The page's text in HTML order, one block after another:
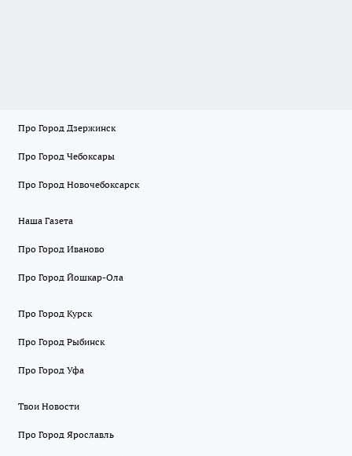
Про Город Дзержинск
Про Город Чебоксары
Про Город Новочебоксарск
Наша Газета
Про Город Иваново
Про Город Йошкар-Ола
Про Город Курск
Про Город Рыбинск
Про Город Уфа
Твои Новости
Про Город Ярославль